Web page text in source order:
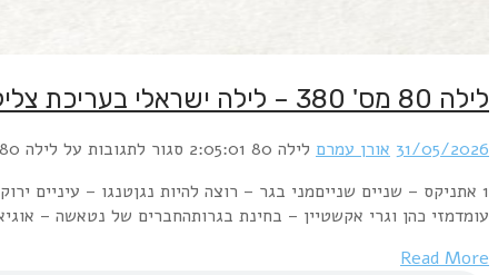
היימן – אהבתי אותך אזרמי קלינשטיין – במקום שבו אני